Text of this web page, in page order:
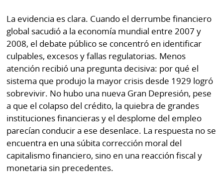
La evidencia es clara. Cuando el derrumbe financiero
global sacudió a la economía mundial entre 2007 y
2008, el debate público se concentró en identificar
culpables, excesos y fallas regulatorias. Menos
atención recibió una pregunta decisiva: por qué el
sistema que produjo la mayor crisis desde 1929 logró
sobrevivir. No hubo una nueva Gran Depresión, pese
a que el colapso del crédito, la quiebra de grandes
instituciones financieras y el desplome del empleo
parecían conducir a ese desenlace. La respuesta no se
encuentra en una súbita corrección moral del
capitalismo financiero, sino en una reacción fiscal y
monetaria sin precedentes.